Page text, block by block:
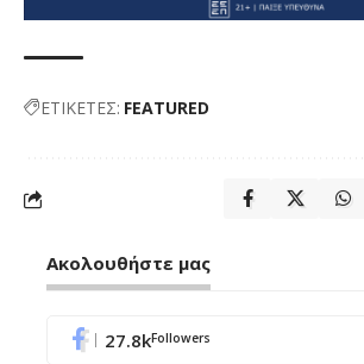
ΕΤΙΚΕΤΕΣ: FEATURED
Ακολουθήστε μας
27.8kFollowers